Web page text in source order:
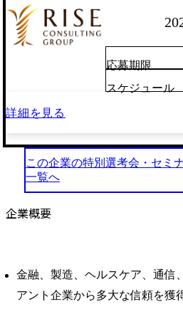
応募期限
スケジュール
詳細を見る
この企業の特別選考会・セミ
一覧へ
企業概要
金融、製造、ヘルスケア、通信
アント企業から多大な信頼を獲